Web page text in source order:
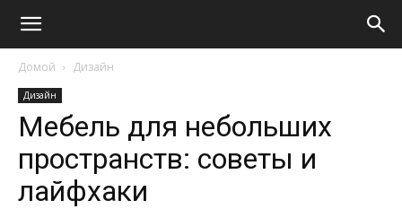
Домой Дизайн
Дизайн
Мебель для небольших
пространств: советы и
лайфхаки